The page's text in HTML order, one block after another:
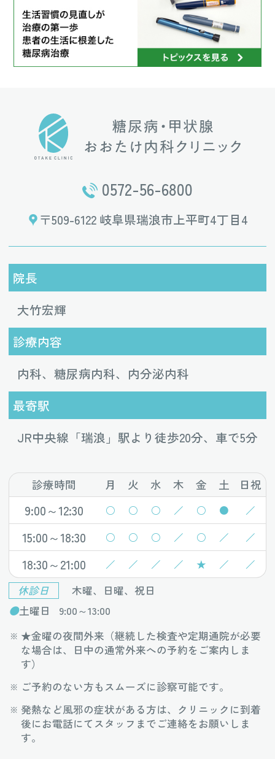
0572-56-6800
〒509-6122 岐阜県瑞浪市上平町4丁目4
院長
大竹宏輝
診療内容
内科、糖尿病内科、内分泌内科
最寄駅
JR中央線「瑞浪」駅より徒歩20分、車で5分
診療時間 月 火 水 木 金 土 日祝
9:00～12:30 ○ ○ ○ ／ ○ ● ／
15:00～18:30 ○ ○ ○ ／ ○ ／ ／
18:30～21:00 ／ ／ ／ ／ ★ ／ ／
休診日
木曜、日曜、祝日
●土曜日
9:00～13:00
★金曜の夜間外来（継続した検査や定期通院が必要
な場合は、日中の通常外来への予約をご案内しま
す）
ご予約のない方もスムーズに診察可能です。
発熱など風邪の症状がある方は、クリニックに到着
後にお電話にてスタッフまでご連絡をお願いしま
す。